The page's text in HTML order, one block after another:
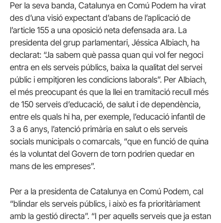
Per la seva banda, Catalunya en Comú Podem ha virat
des d’una visió expectant d’abans de l’aplicació de
l’article 155 a una oposició neta defensada ara. La
presidenta del grup parlamentari, Jéssica Albiach, ha
declarat: “Ja sabem què passa quan qui vol fer negoci
entra en els serveis públics, baixa la qualitat del servei
públic i empitjoren les condicions laborals”. Per Albiach,
el més preocupant és que la llei en tramitació recull més
de 150 serveis d’educació, de salut i de dependència,
entre els quals hi ha, per exemple, l’educació infantil de
3 a 6 anys, l’atenció primària en salut o els serveis
socials municipals o comarcals, “que en funció de quina
és la voluntat del Govern de torn podrien quedar en
mans de les empreses”.
Per a la presidenta de Catalunya en Comú Podem, cal
“blindar els serveis públics, i això es fa prioritàriament
amb la gestió directa”. “I per aquells serveis que ja estan